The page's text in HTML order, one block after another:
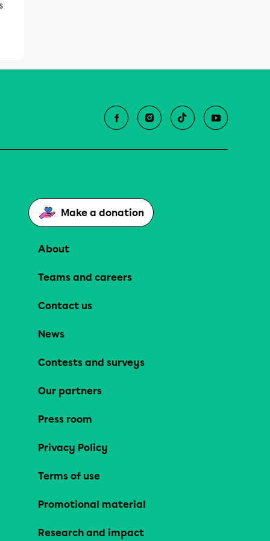
Make a donation
About
Teams and careers
Contact us
News
Contests and surveys
Our partners
Press room
Privacy Policy
Terms of use
Promotional material
Research and impact